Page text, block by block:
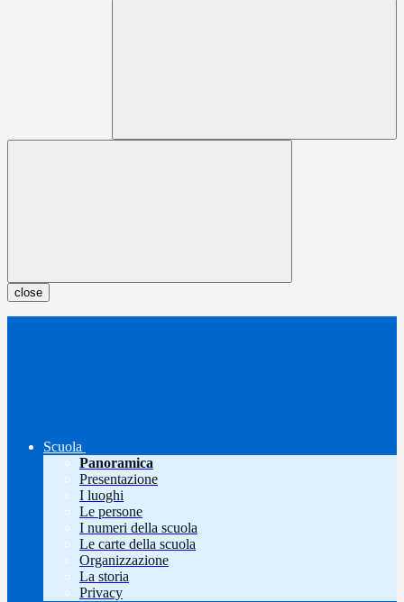
close
Scuola
Panoramica
Presentazione
I luoghi
Le persone
I numeri della scuola
Le carte della scuola
Organizzazione
La storia
Privacy